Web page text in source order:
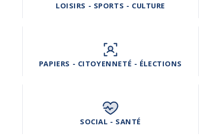
LOISIRS - SPORTS - CULTURE
PAPIERS - CITOYENNETÉ - ÉLECTIONS
SOCIAL - SANTÉ